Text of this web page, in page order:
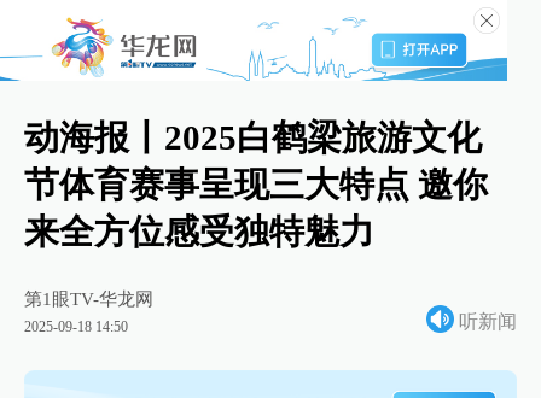
动海报丨2025白鹤梁旅游文化
节体育赛事呈现三大特点 邀你
来全方位感受独特魅力
第1眼TV-华龙网
2025-09-18 14:50 听新闻